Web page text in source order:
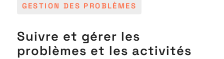
GESTION DES PROBLÈMES
Suivre et gérer les
problèmes et les activités